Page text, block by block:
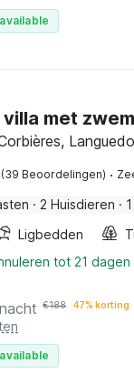
met
(39 Beoordelingen) ·
· 2 Huisdieren ·
Ligbedden
tot 21
€188 47% korting